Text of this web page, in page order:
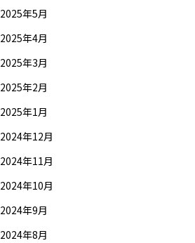
2025年5月
2025年4月
2025年3月
2025年2月
2025年1月
2024年12月
2024年11月
2024年10月
2024年9月
2024年8月